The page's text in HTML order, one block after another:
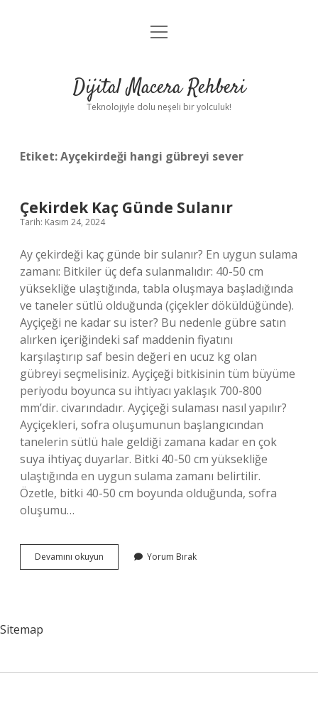
Anasayfa
Yasal Uyarı
menüyü
Dijital Macera Rehberi
Teknolojiyle dolu neşeli bir yolculuk!
Etiket:Ayçekirdeği hangi gübreyi sever
Çekirdek Kaç Günde Sulanır
Tarih: Kasım 24, 2024
Ay çekirdeği kaç günde bir sulanır? En uygun sulama
zamanı: Bitkiler üç defa sulanmalıdır: 40-50 cm
yüksekliğe ulaştığında, tabla oluşmaya başladığında
ve taneler sütlü olduğunda (çiçekler döküldüğünde).
Ayçiçeği ne kadar su ister? Bu nedenle gübre satın
alırken içeriğindeki saf maddenin fiyatını
karşılaştırıp saf besin değeri en ucuz kg olan
gübreyi seçmelisiniz. Ayçiçeği bitkisinin tüm büyüme
periyodu boyunca su ihtiyacı yaklaşık 700-800
mm’dir. civarındadır. Ayçiçeği sulaması nasıl yapılır?
Ayçiçekleri, sofra oluşumunun başlangıcından
tanelerin sütlü hale geldiği zamana kadar en çok
suya ihtiyaç duyarlar. Bitki 40-50 cm yüksekliğe
ulaştığında en uygun sulama zamanı belirtilir.
Özetle, bitki 40-50 cm boyunda olduğunda, sofra
oluşumu…
Devamını okuyun Çekirdek
Kaç
Yorum Bırak
Sitemap